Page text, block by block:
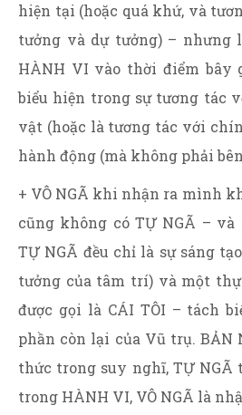
hiện tại (hoặc quá khứ, và
tưởng và dự tưởng) – nhưng
HÀNH VI vào thời điểm bây
biểu hiện trong sự tương tác
vật (hoặc là tương tác với
hành động (mà không phải
+ VÔ NGÃ khi nhận ra mình
cũng không có TỰ NGÃ – và
TỰ NGÃ đều chỉ là sự sáng
tưởng của tâm trí) và một
được gọi là CÁI TÔI – tách
phần còn lại của Vũ trụ. BẢN
thức trong suy nghĩ, TỰ NGÃ
trong HÀNH VI, VÔ NGÃ là